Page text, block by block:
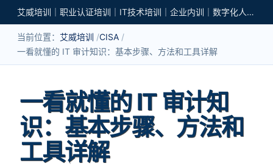
艾威培训｜职业认证培训｜IT技术培训｜企业内训｜数字化人才培养
当前位置： 艾威培训 CISA
一看就懂的 IT 审计知识：基本步骤、方法和工具详解
一看就懂的 IT 审计知
识：基本步骤、方法和
工具详解